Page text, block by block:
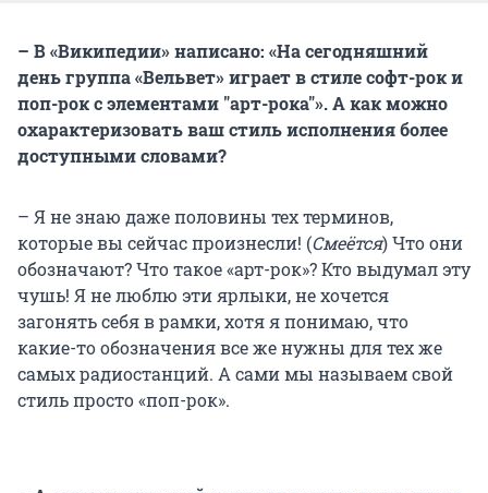
– В «Википедии» написано: «На сегодняшний
день группа «Вельвет» играет в стиле софт-рок и
поп-рок с элементами "арт-рока"». А как можно
охарактеризовать ваш стиль исполнения более
доступными словами?
– Я не знаю даже половины тех терминов,
которые вы сейчас произнесли! (Смеётся) Что они
обозначают? Что такое «арт-рок»? Кто выдумал эту
чушь! Я не люблю эти ярлыки, не хочется
загонять себя в рамки, хотя я понимаю, что
какие-то обозначения все же нужны для тех же
самых радиостанций. А сами мы называем свой
стиль просто «поп-рок».